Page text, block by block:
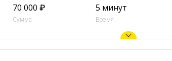
70 000 ₽
Сумма
5 минут
Время